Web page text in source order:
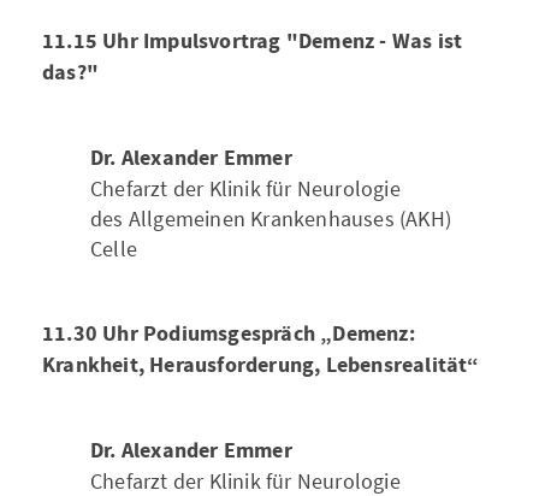
11.15 Uhr Impulsvortrag "Demenz - Was ist
das?"
Dr. Alexander Emmer
Chefarzt der Klinik für Neurologie
des Allgemeinen Krankenhauses (AKH)
Celle
11.30 Uhr Podiumsgespräch „Demenz:
Krankheit, Herausforderung, Lebensrealität“
Dr. Alexander Emmer
Chefarzt der Klinik für Neurologie